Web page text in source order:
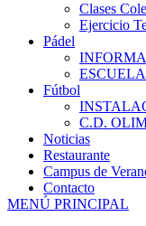
Clases
Ejercicio
Pádel
ESCUELA
Fútbol
C.D.
Noticias
Restaurante
Campus de
Contacto
MENÚ PRINCIPAL